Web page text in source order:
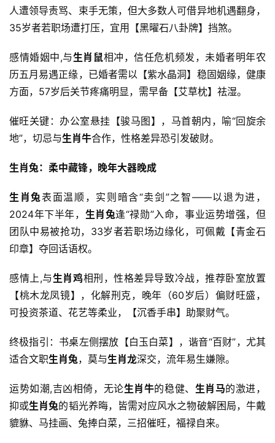
人遭领导责骂、束手无策，但大多数人可借异地机遇翻身，
35岁者若职场遭打压，宜用【黑曜石八卦牌】挡煞。
感情婚姻中,与生肖鼠相冲，信任危机频发，未婚者明年农
历五月易遇正缘，已婚者需以【紫水晶洞】稳固姻缘，健康
方面，57岁后关节疼痛明显，需早备【艾草枕】祛湿。
催旺关键：办公室悬挂【骏马图】，马首朝内，喻“回旋余
地”，切忌与生肖牛合作，性格差异恐引发破财。
生肖兔：柔中藏锋，晚年大器晚成
生肖兔表面温顺，实则暗含“卖剑”之智——以退为进，
2024年下半年， 生肖兔逢“禄勋”入命，事业运势增强，但
团队中易被抢功，33岁者若职场边缘化，可佩戴【青金石
印章】夺回话语权。
感情上,与生肖鸡相刑，性格差异导致冷战，推荐卧室放置
【桃木龙凤镜】，化解刑克，晚年（60岁后）偏财旺盛，
可投资茶道、花艺等柔业，【沉香手串】助聚财气。
终极指引：书桌左侧摆放【白玉白菜】，谐音“百财”，尤其
适合文职生肖兔，莫与生肖龙深交，流年易生嫌隙。
运势如潮,吉凶相倚，无论生肖牛的稳健、 生肖马的激进，
抑或生肖兔的韬光养晦，皆需对应风水之物破解困局，牛戴
貔貅、马挂画、兔捧白菜，三招催旺，福禄自来。